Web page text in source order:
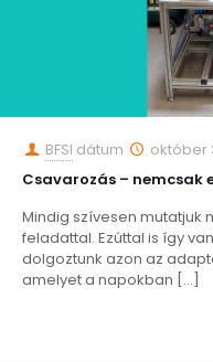
BFSI dátum
október
Csavarozás – nemcsak
Mindig szívesen mutatjuk
feladattal. Ezúttal is így
dolgoztunk azon az
amelyet a napokban […]